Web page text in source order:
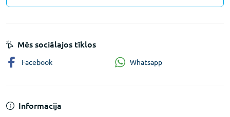
Informācija
Mēs sociālajos tīklos
Facebook Whatsapp